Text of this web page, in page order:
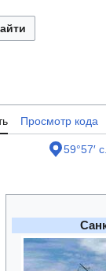
Просмотр кода
59°57′